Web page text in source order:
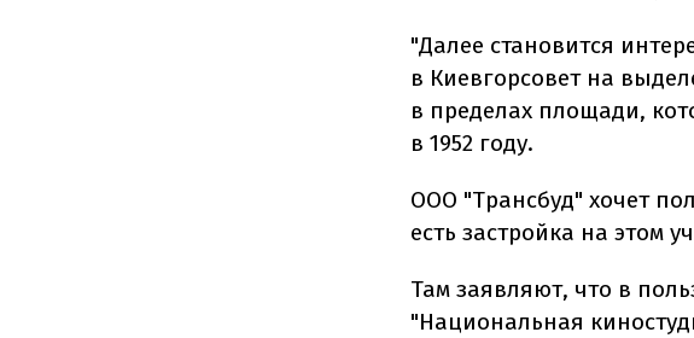
"Далее становится
в Киевгорсовет на
в пределах площади,
в 1952 году.
ООО "Трансбуд" хочет
есть застройка на этом
Там заявляют, что в
"Национальная